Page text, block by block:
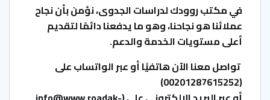
في مكتب روودك لدراسات الجدوى، نؤمن بأن نجاح
عملائنا هو نجاحنا، وهو ما يدفعنا دائمًا لتقديم
أعلى مستويات الخدمة والدعم.
تواصل معنا الآن هاتفيًا أو عبر الواتساب على
00201287615252
)